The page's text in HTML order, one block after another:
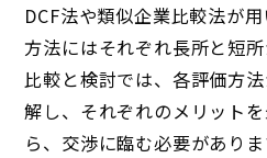
DCF法や類似企業比較法が
方法にはそれぞれ長所と短
比較と検討では、各評価方
解し、それぞれのメリット
ら、交渉に臨む必要がありま